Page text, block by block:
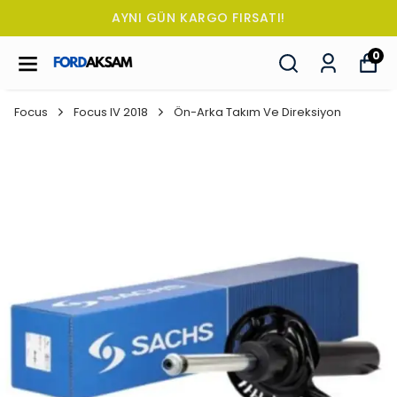
AYNI GÜN KARGO FIRSATI!
0
Focus Focus IV 2018 Ön-Arka Takım Ve Direksiyon